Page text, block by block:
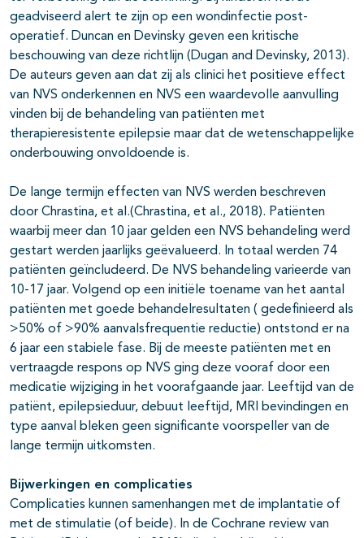
geadviseerd alert te zijn op een wondinfectie post-
operatief. Duncan en Devinsky geven een kritische
beschouwing van deze richtlijn (Dugan and Devinsky, 2013).
De auteurs geven aan dat zij als clinici het positieve effect
van NVS onderkennen en NVS een waardevolle aanvulling
vinden bij de behandeling van patiënten met
therapieresistente epilepsie maar dat de wetenschappelijke
onderbouwing onvoldoende is.
De lange termijn effecten van NVS werden beschreven
door Chrastina, et al.(Chrastina, et al., 2018). Patiënten
waarbij meer dan 10 jaar gelden een NVS behandeling werd
gestart werden jaarlijks geëvalueerd. In totaal werden 74
patiënten geïncludeerd. De NVS behandeling varieerde van
10-17 jaar. Volgend op een initiële toename van het aantal
patiënten met goede behandelresultaten ( gedefinieerd als
>50% of >90% aanvalsfrequentie reductie) ontstond er na
6 jaar een stabiele fase. Bij de meeste patiënten met en
vertraagde respons op NVS ging deze vooraf door een
medicatie wijziging in het voorafgaande jaar. Leeftijd van de
patiënt, epilepsieduur, debuut leeftijd, MRI bevindingen en
type aanval bleken geen significante voorspeller van de
lange termijn uitkomsten.
Bijwerkingen en complicaties
Complicaties kunnen samenhangen met de implantatie of
met de stimulatie (of beide). In de Cochrane review van